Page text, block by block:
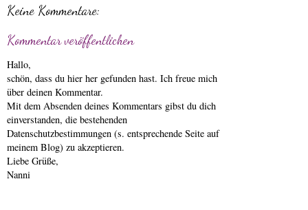
Keine Kommentare:
Kommentar veröffentlichen
Hallo,
schön, dass du hier her gefunden hast. Ich freue mich
über deinen Kommentar.
Mit dem Absenden deines Kommentars gibst du dich
einverstanden, die bestehenden
Datenschutzbestimmungen (s. entsprechende Seite auf
meinem Blog) zu akzeptieren.
Liebe Grüße,
Nanni